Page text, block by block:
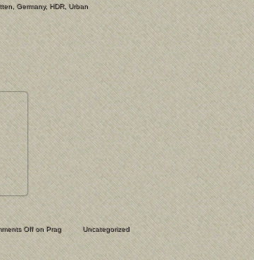
, Germany,HDR,Urban
Offon Prag
Uncategorized